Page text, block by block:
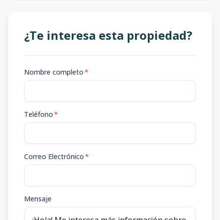
¿Te interesa esta propiedad?
Nombre completo*
Teléfono*
Correo Electrónico*
Mensaje